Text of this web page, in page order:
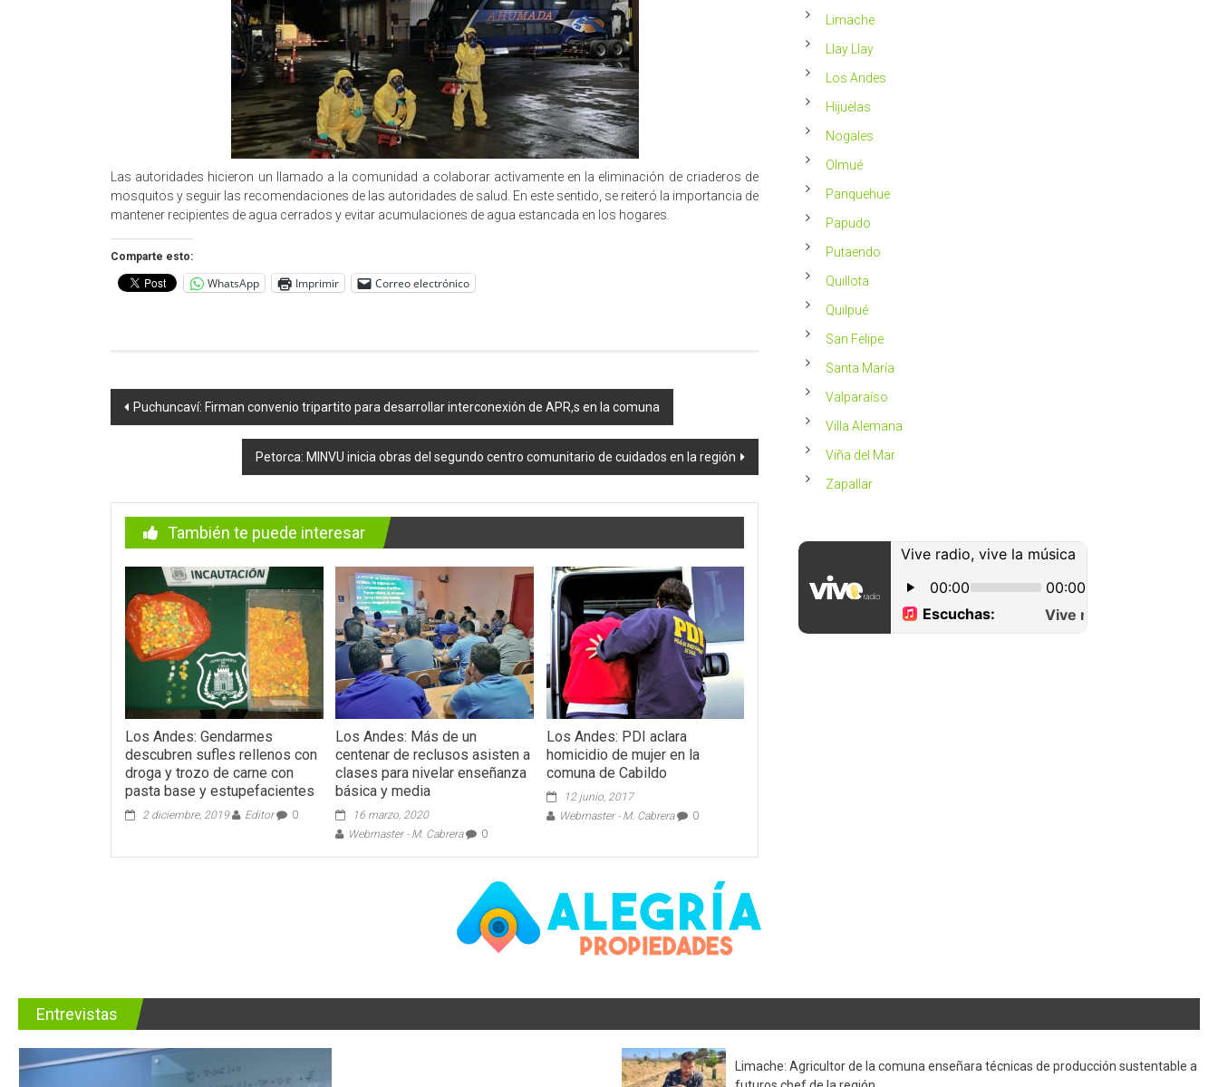
Las autoridades hicieron un llamado a la comunidad a colaborar activamente en la eliminación de criaderos de
mosquitos y seguir las recomendaciones de las autoridades de salud. En este sentido, se reiteró la importancia de
mantener recipientes de agua cerrados y evitar acumulaciones de agua estancada en los hogares.
Comparte esto:
WhatsApp Imprimir Correo electrónico
Navegación
Puchuncaví: Firman convenio tripartito para desarrollar interconexión de APR,s en la comuna
Petorca: MINVU inicia obras del segundo centro comunitario de cuidados en la región
También te puede interesar
Los Andes: Gendarmes
descubren sufles rellenos con
droga y trozo de carne con
pasta base y estupefacientes
2 diciembre, 2019 Editor 0
Los Andes: Más de un
centenar de reclusos asisten a
clases para nivelar enseñanza
básica y media
16 marzo, 2020
Webmaster - M. Cabrera
0
Los Andes: PDI aclara
homicidio de mujer en la
comuna de Cabildo
12 junio, 2017
Webmaster - M. Cabrera
0
Limache
Llay Llay
Los Andes
Hijuelas
Nogales
Olmué
Panquehue
Papudo
Putaendo
Quillota
Quilpué
San Felipe
Santa María
Valparaíso
Villa Alemana
Viña del Mar
Zapallar
Entrevistas
Limache: Agricultor de la comuna enseñara técnicas de producción sustentable a